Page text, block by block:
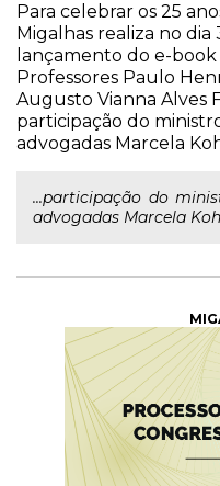
Para celebrar os 25
Migalhas realiza no dia
lançamento do e-
Professores Paulo
Augusto Vianna Alves
participação do
advogadas Marcela
...participação do
advogadas Marcela